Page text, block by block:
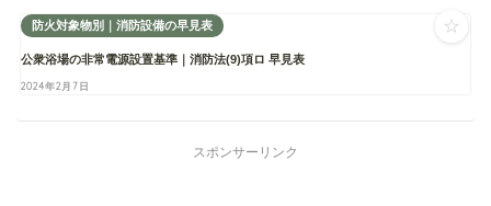
防火対象物別｜消防設備の早見表
公衆浴場の非常電源設置基準｜消防法(9)項ロ 早見表
2024年2月7日
☆
スポンサーリンク